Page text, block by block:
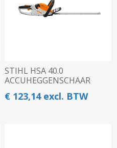
STIHL HSA 40.0
ACCUHEGGENSCHAAR
€ 123,14 excl. BTW